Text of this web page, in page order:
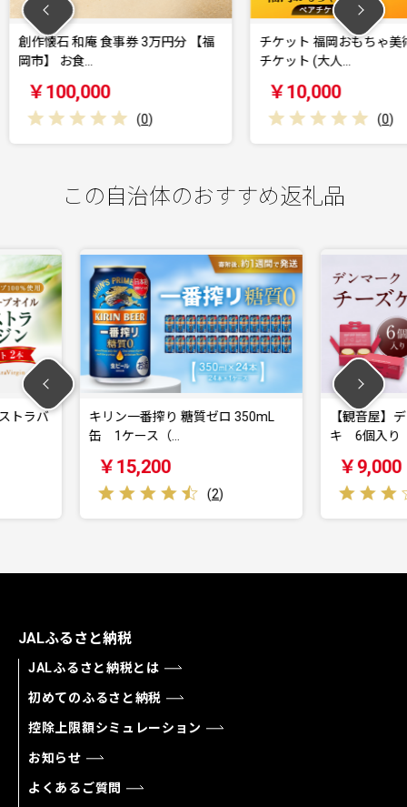
円分 【福
チケット 福岡おもちゃ美術館 ペア
青森カ
この自治体のおすすめ返礼品
ゼロ 350mL
【観音屋】デンマークチーズケー
キ 6個入り
￥9,000
有馬
「
JALふるさと納税
JALふるさと納税とは
初めてのふるさと納税
控除上限額シミュレーション
お知らせ
よくあるご質問